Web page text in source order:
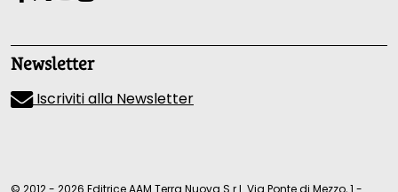
Newsletter
Iscriviti alla Newsletter
© 2012 - 2026 Editrice AAM Terra Nuova S.r.l. Via Ponte di Mezzo, 1 -